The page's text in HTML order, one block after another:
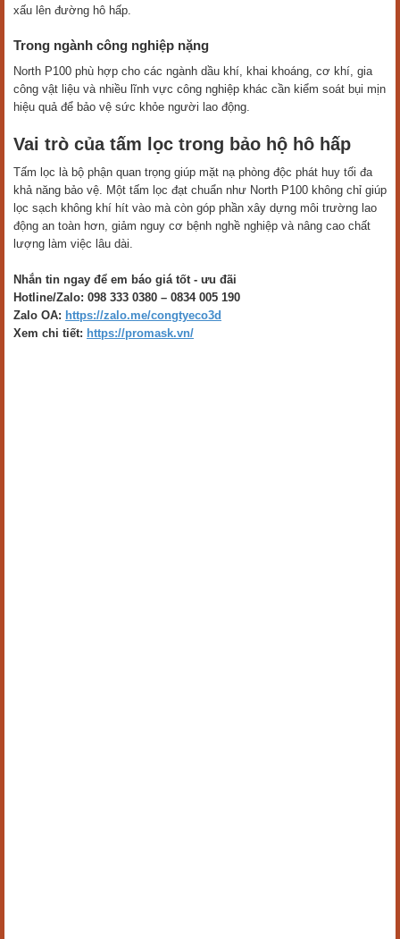
xấu lên đường hô hấp.
Trong ngành công nghiệp nặng
North P100 phù hợp cho các ngành dầu khí, khai khoáng, cơ khí, gia
công vật liệu và nhiều lĩnh vực công nghiệp khác cần kiểm soát bụi mịn
hiệu quả để bảo vệ sức khỏe người lao động.
Vai trò của tấm lọc trong bảo hộ hô hấp
Tấm lọc là bộ phận quan trọng giúp mặt nạ phòng độc phát huy tối đa
khả năng bảo vệ. Một tấm lọc đạt chuẩn như North P100 không chỉ giúp
lọc sạch không khí hít vào mà còn góp phần xây dựng môi trường lao
động an toàn hơn, giảm nguy cơ bệnh nghề nghiệp và nâng cao chất
lượng làm việc lâu dài.
Nhắn tin ngay để em báo giá tốt - ưu đãi
Hotline/Zalo: 098 333 0380 – 0834 005 190
Zalo OA: https://zalo.me/congtyeco3d
Xem chi tiết: https://promask.vn/